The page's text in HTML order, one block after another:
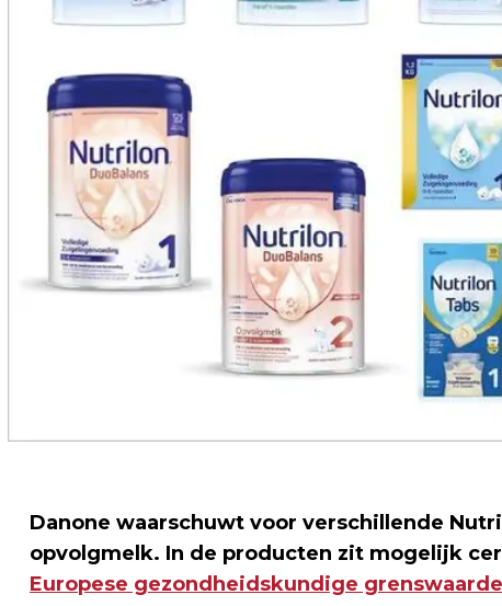
Danone waarschuwt voor verschillende
opvolgmelk. In de producten zit mogelijk
Europese gezondheidskundige grenswaarde